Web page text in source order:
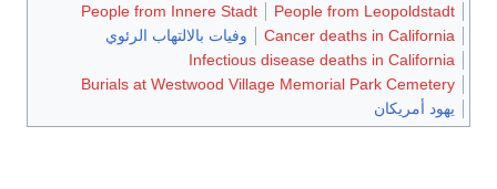
People from Leopoldstadt
People from Innere Stadt
Cancer deaths in California
وفيات بالالتهاب الرئوي
Infectious disease deaths in California
Burials at Westwood Village Memorial Park Cemetery
يهود أمريكان